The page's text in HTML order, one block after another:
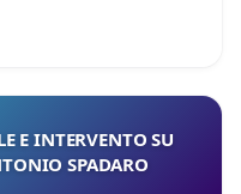
E INTERVENTO SU
SPADARO